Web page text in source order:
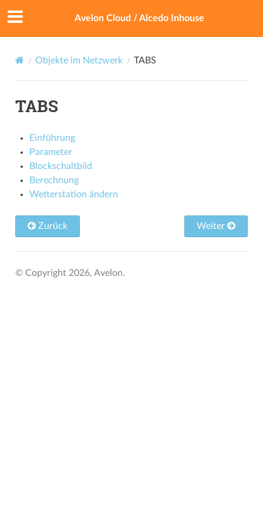
Avelon Cloud / Alcedo Inhouse
Objekte im Netzwerk TABS
TABS
Einführung
Parameter
Blockschaltbild
Berechnung
Wetterstation ändern
Zurück Weiter
© Copyright 2026, Avelon.